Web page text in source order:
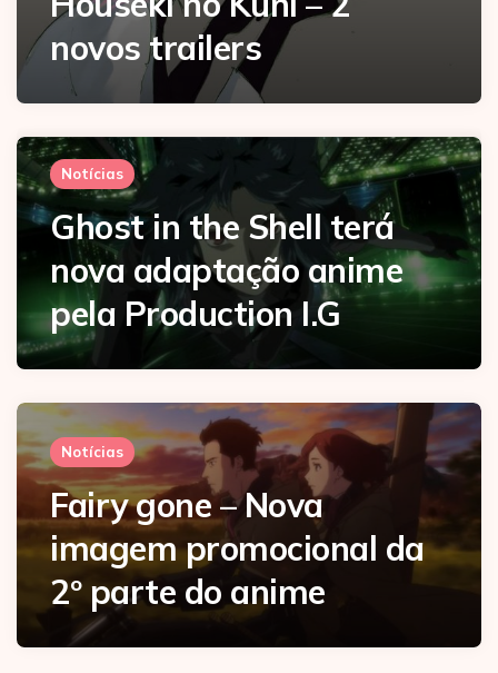
novos trailers
Notícias
Ghost in the Shell terá
nova adaptação anime
pela Production I.G
Notícias
Fairy gone – Nova
imagem promocional da
2º parte do anime